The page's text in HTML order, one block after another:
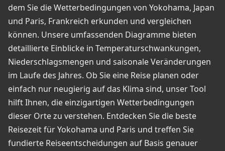
dem Sie die Wetterbedingungen von Yokohama, Japan
und Paris, Frankreich erkunden und vergleichen
können. Unsere umfassenden Diagramme bieten
detaillierte Einblicke in Temperaturschwankungen,
Niederschlagsmengen und saisonale Veränderungen
im Laufe des Jahres. Ob Sie eine Reise planen oder
einfach nur neugierig auf das Klima sind, unser Tool
hilft Ihnen, die einzigartigen Wetterbedingungen
dieser Orte zu verstehen. Entdecken Sie die beste
Reisezeit für Yokohama und Paris und treffen Sie
fundierte Reiseentscheidungen auf Basis genauer